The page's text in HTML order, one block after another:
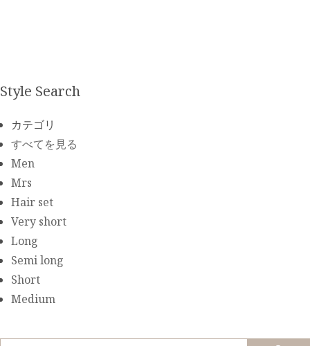
Style Search
カテゴリ
すべてを見る
Men
Mrs
Hair set
Very short
Long
Semi long
Short
Medium